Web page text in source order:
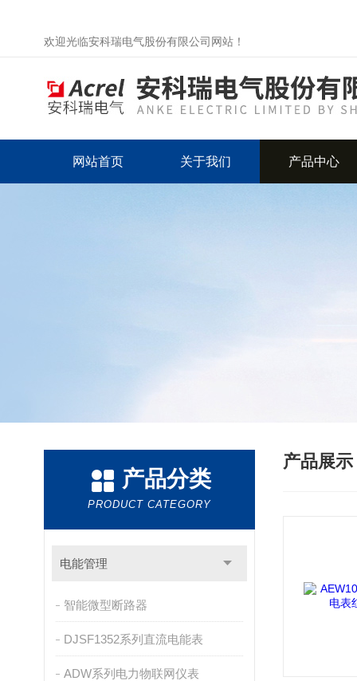
欢迎光临安科瑞电气股份有限公司网站！
网站首页 关于我们 产品中心
产品分类
PRODUCT CATEGORY
电能管理
智能微型断路器
DJSF1352系列直流电能表
ADW系列电力物联网仪表
产品展示